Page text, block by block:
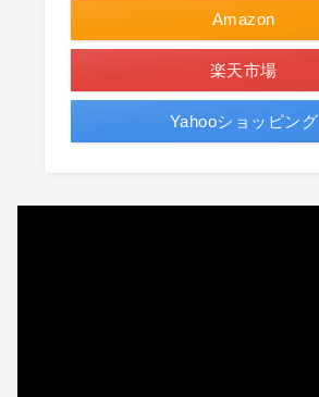
Amazon
楽天市場
Yahooショッピング